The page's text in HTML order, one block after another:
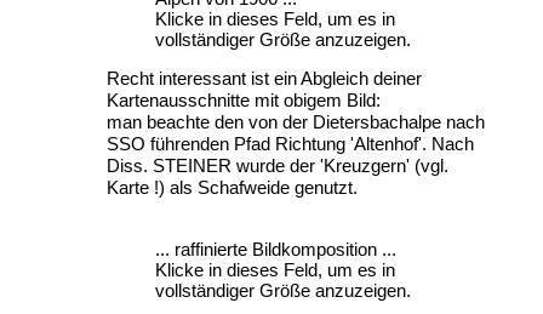
Klicke in dieses Feld, um es in
vollständiger Größe anzuzeigen.
Recht interessant ist ein Abgleich deiner
Kartenausschnitte mit obigem Bild:
man beachte den von der Dietersbachalpe nach
SSO führenden Pfad Richtung 'Altenhof'. Nach
Diss. STEINER wurde der 'Kreuzgern' (vgl.
Karte !) als Schafweide genutzt.
... raffinierte Bildkomposition ...
Klicke in dieses Feld, um es in
vollständiger Größe anzuzeigen.